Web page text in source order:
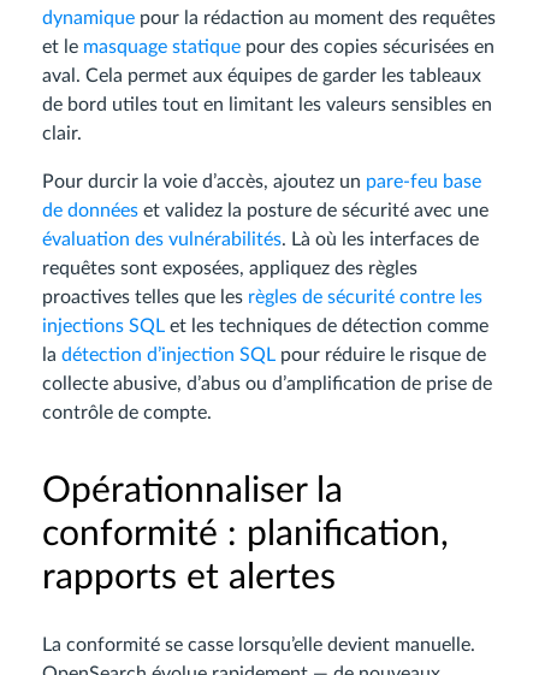
dynamique pour la rédaction au moment des requêtes
et le masquage statique pour des copies sécurisées en
aval. Cela permet aux équipes de garder les tableaux
de bord utiles tout en limitant les valeurs sensibles en
clair.
Pour durcir la voie d’accès, ajoutez un pare-feu base
de données et validez la posture de sécurité avec une
évaluation des vulnérabilités. Là où les interfaces de
requêtes sont exposées, appliquez des règles
proactives telles que les règles de sécurité contre les
injections SQL et les techniques de détection comme
la détection d’injection SQL pour réduire le risque de
collecte abusive, d’abus ou d’amplification de prise de
contrôle de compte.
Opérationnaliser la
conformité : planification,
rapports et alertes
La conformité se casse lorsqu’elle devient manuelle.